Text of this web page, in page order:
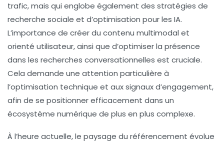
trafic, mais qui englobe également des stratégies de
recherche sociale et d’optimisation pour les IA.
L’importance de créer du contenu multimodal et
orienté utilisateur, ainsi que d’optimiser la présence
dans les recherches conversationnelles est cruciale.
Cela demande une attention particulière à
l’optimisation technique et auxsignaux d’engagement,
afin de se positionner efficacement dans un
écosystème numérique de plus en plus complexe.
À l’heure actuelle, le paysage du référencement évolue